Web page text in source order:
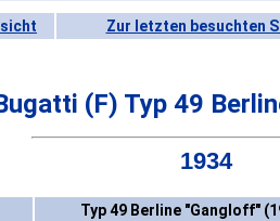
Zur letzten besuchten
(F) Typ 49
1934
Typ 49 Berline "Gangloff"